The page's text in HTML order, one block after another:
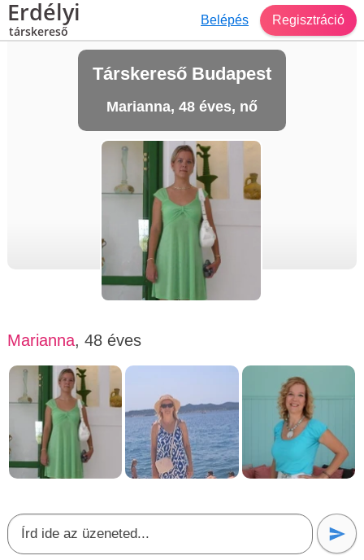
Erdélyi
társkereső
Belépés Regisztráció
Társkereső Budapest
Marianna, 48 éves, nő
Marianna, 48 éves